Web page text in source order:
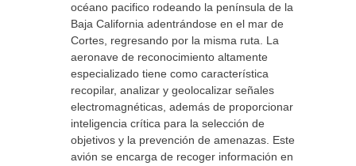
océano pacifico rodeando la península de la
Baja California adentrándose en el mar de
Cortes, regresando por la misma ruta. La
aeronave de reconocimiento altamente
especializado tiene como característica
recopilar, analizar y geolocalizar señales
electromagnéticas, además de proporcionar
inteligencia crítica para la selección de
objetivos y la prevención de amenazas. Este
avión se encarga de recoger información en